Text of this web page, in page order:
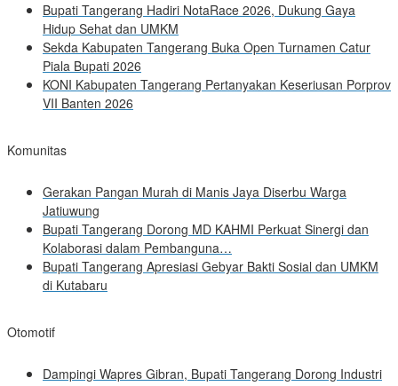
Bupati Tangerang Hadiri NotaRace 2026, Dukung Gaya
Hidup Sehat dan UMKM
Sekda Kabupaten Tangerang Buka Open Turnamen Catur
Piala Bupati 2026
KONI Kabupaten Tangerang Pertanyakan Keseriusan Porprov
VII Banten 2026
Komunitas
Gerakan Pangan Murah di Manis Jaya Diserbu Warga
Jatiuwung
Bupati Tangerang Dorong MD KAHMI Perkuat Sinergi dan
Kolaborasi dalam Pembanguna…
Bupati Tangerang Apresiasi Gebyar Bakti Sosial dan UMKM
di Kutabaru
Otomotif
Dampingi Wapres Gibran, Bupati Tangerang Dorong Industri